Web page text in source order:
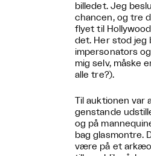
billedet. Jeg
chancen, og tre
flyet til
det. Her stod jeg
impersonators
mig selv, måske
alle tre?).
Til auktionen var
genstande
og på
bag glasmontre.
være på et